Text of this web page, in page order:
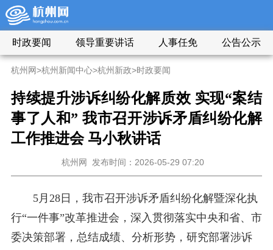
时政要闻 领导重要讲话 人事任免 公告公示
杭州网>杭州新闻中心>杭州新政>时政要闻
持续提升涉诉纠纷化解质效 实现“案结
事了人和” 我市召开涉诉矛盾纠纷化解
工作推进会 马小秋讲话
杭州网 发布时间：2026-05-29 07:20
5月28日，我市召开涉诉矛盾纠纷化解暨深化执
行“一件事”改革推进会，深入贯彻落实中央和省、市
委决策部署，总结成绩、分析形势，研究部署涉诉